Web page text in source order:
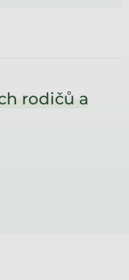
rodičů a